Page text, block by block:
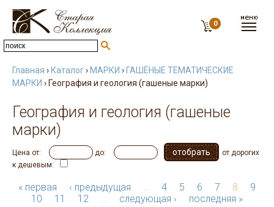
0
Главная › Каталог› МАРКИ › ГАШЁНЫЕ ТЕМАТИЧЕСКИЕ
МАРКИ › География и геология (гашеные марки)
География и геология (гашеные
марки)
Цена от: до:
от дорогих
к дешевым:
« первая ‹ предыдущая … 4 5 6 7 8
9
10
11 12 … следующая › последняя »